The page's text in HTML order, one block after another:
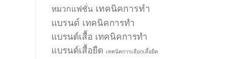
หมวกแฟชั่น เทคนิคการทำ
แบรนด์ เทคนิคการทำ
แบรนด์เสื้อ เทคนิคการทำ
แบรนด์เสื้อยืด เทคนิคการเลือกเสื้อยืด